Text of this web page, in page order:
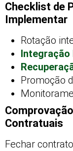
Checklist de
Implementar
Rotação
Integração
Promoção
Contratuais
Fechar